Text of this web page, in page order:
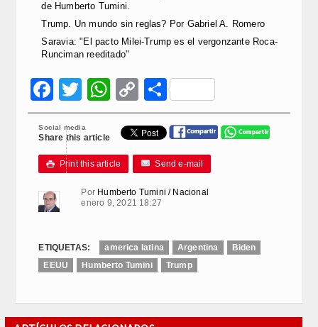
de Humberto Tumini.
Trump. Un mundo sin reglas? Por Gabriel A. Romero
Saravia: "El pacto Milei-Trump es el vergonzante Roca-
Runciman reeditado"
Facebook
Twitter
WhatsApp
Copy
Link
Compartir
Social media
Share this article
 Print this article Send e-mail
Por Humberto Tumini / Nacional
enero 9, 2021 18:27
ETIQUETAS: america latina Argentina
Biden
EEUU
Humberto Tumini Trump